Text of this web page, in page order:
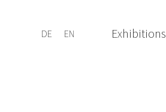
DE EN Exhibitions